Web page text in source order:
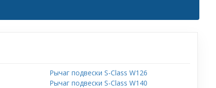
Рычаг подвески S-Class W126
Рычаг подвески S-Class W140